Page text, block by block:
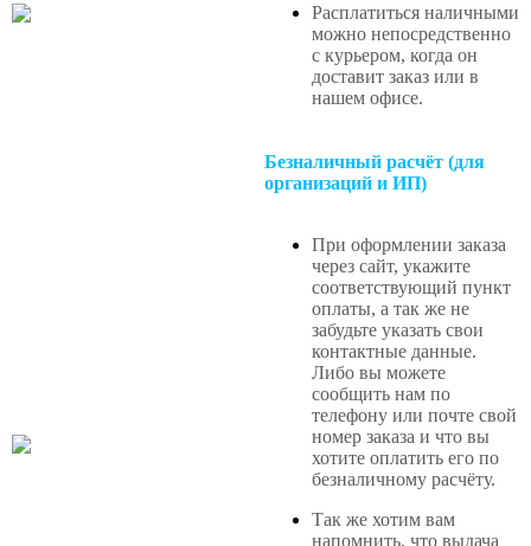
Расплатиться наличными
можно непосредственно
с курьером, когда он
доставит заказ или в
нашем офисе.
Безналичный расчёт (для
организаций и ИП)
При оформлении заказа
через сайт, укажите
соответствующий пункт
оплаты, а так же не
забудьте указать свои
контактные данные.
Либо вы можете
сообщить нам по
телефону или почте свой
номер заказа и что вы
хотите оплатить его по
безналичному расчёту.
Так же хотим вам
напомнить, что выдача